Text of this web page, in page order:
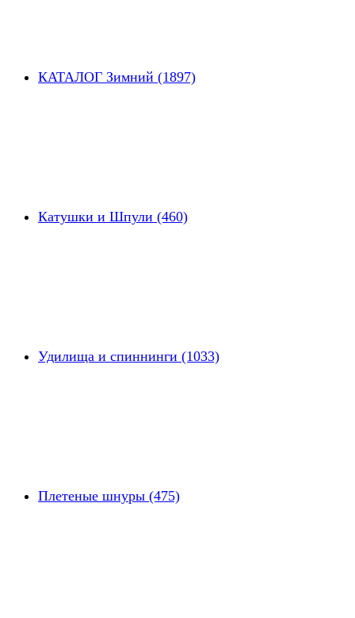
КАТАЛОГ Зимний (1897)
Катушки и Шпули (460)
Удилища и спиннинги (1033)
Плетеные шнуры (475)